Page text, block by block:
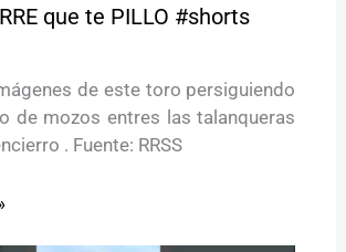
que te PILLO #shorts
de este toro persiguiendo
de mozos entres las talanqueras
. Fuente: RRSS